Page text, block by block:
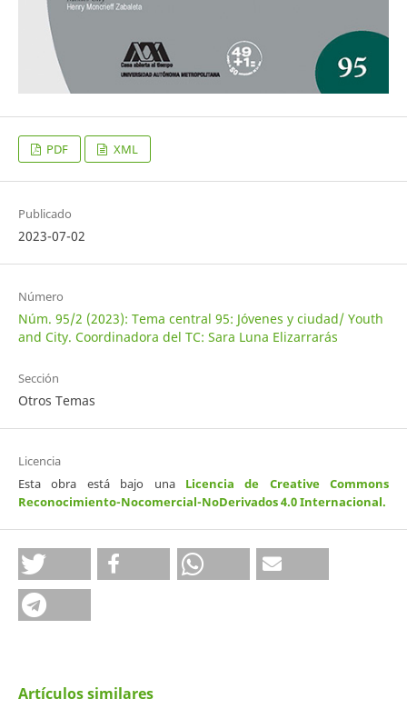
PDF XML
Publicado
2023-07-02
Número
Núm. 95/2 (2023): Tema central 95: Jóvenes y ciudad/ Youth
and City. Coordinadora del TC: Sara Luna Elizarrarás
Sección
Otros Temas
Licencia
Esta obra está bajo una Licencia de Creative Commons
Reconocimiento-Nocomercial-NoDerivados 4.0 Internacional.
Artículos similares